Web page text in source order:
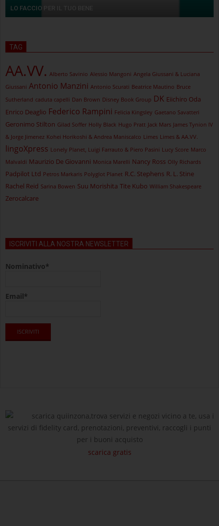
LO FACCIO PER IL TUO BENE
TAG
AA.VV. Alberto Savinio Alessio Mangoni Angela Giussani & Luciana
Giussani Antonio Manzini Antonio Scurati Beatrice Mautino Bruce
Sutherland caduta capelli Dan Brown Disney Book Group DK Eiichiro Oda
Enrico Deaglio Federico Rampini Felicia Kingsley Gaetano Savatteri
Geronimo Stilton Gilad Soffer Holly Black Hugo Pratt Jack Mars James Tynion IV
& Jorge Jimenez Kohei Horikoshi & Andrea Maniscalco Limes Limes & AA.VV.
lingoXpress Lonely Planet, Luigi Farrauto & Piero Pasini Lucy Score Marco
Malvaldi Maurizio De Giovanni Monica Marelli Nancy Ross Olly Richards
Padpilot Ltd Petros Markaris Polyglot Planet R.C. Stephens R. L. Stine
Rachel Reid Sarina Bowen Suu Morishita Tite Kubo William Shakespeare
Zerocalcare
ISCRIVITI ALLA NOSTRA NEWSLETTER
Nominativo*
Email*
scarica quiinzona,trova servizi e negozi vicino a te, usa i
servizi di fidelity card, prenotazioni, preventivi, raccogli i punti
per i buoni acquisto
scarica gratis